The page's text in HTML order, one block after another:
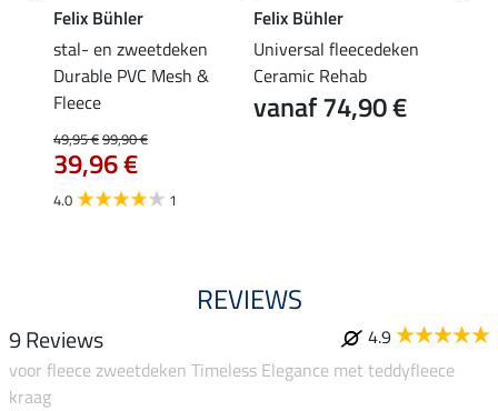
Felix Bühler
stal- en zweetdeken
Durable PVC Mesh &
Fleece
49,95 €99,90 €
39,96 €
4.0 1
Felix Bühler
Universal fleecedeken
Ceramic Rehab
vanaf 74,90 €
REVIEWS
9 Reviews
4.9
voor fleece zweetdeken Timeless Elegance met teddyfleece
kraag